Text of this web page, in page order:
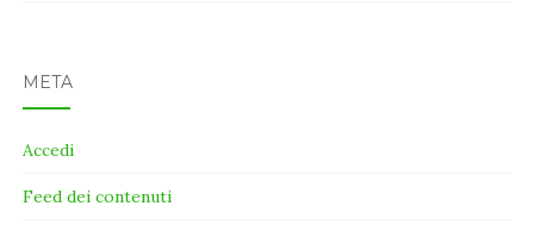
META
Accedi
Feed dei contenuti